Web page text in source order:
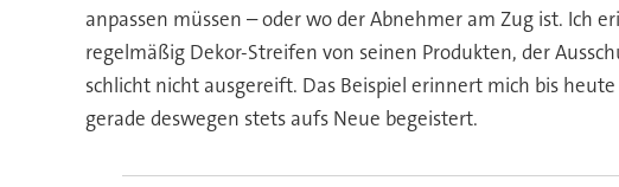
anpassen müssen – oder wo der Abnehmer am Zug ist. Ich
regelmäßig Dekor-Streifen von seinen Produkten, der
schlicht nicht ausgereift. Das Beispiel erinnert mich bis
gerade deswegen stets aufs Neue begeistert.